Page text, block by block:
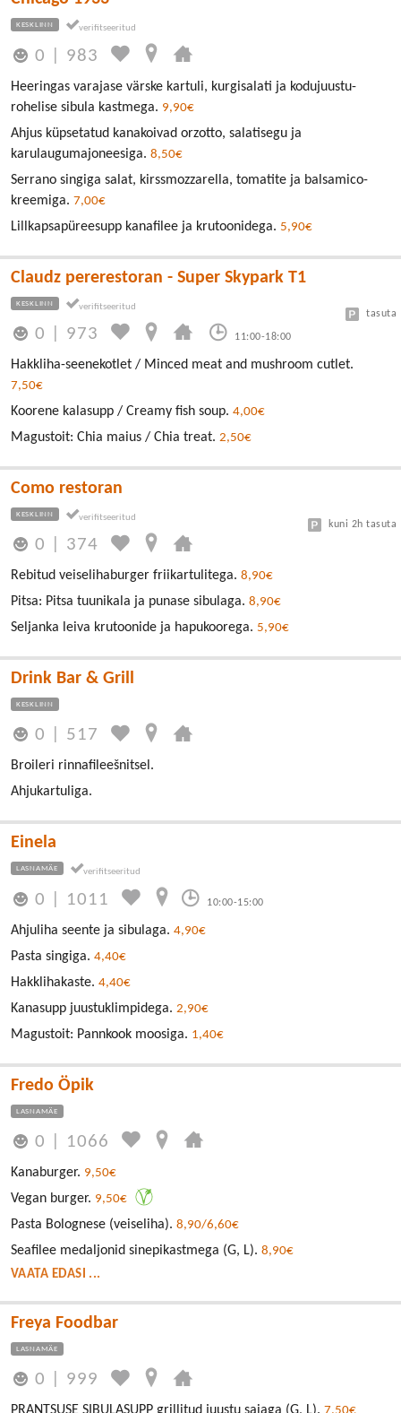
KESKLINN
0 983
Heeringas varajase värske kartuli, kurgisalati ja kodujuustu-
rohelise sibula kastmega. 9,90€
Ahjus küpsetatud kanakoivad orzotto, salatisegu ja
karulaugumajoneesiga. 8,50€
Serrano singiga salat, kirssmozzarella, tomatite ja balsamico-
kreemiga. 7,00€
Lillkapsapüreesupp kanafilee ja krutoonidega. 5,90€
Claudz pererestoran - Super Skypark T1
KESKLINN
0 973 11:00-18:00
tasuta
Hakkliha-seenekotlet / Minced meat and mushroom cutlet.
7,50€
Koorene kalasupp / Creamy fish soup. 4,00€
Magustoit: Chia maius / Chia treat. 2,50€
Como restoran
KESKLINN
0 374
kuni 2h tasuta
Rebitud veiselihaburger friikartulitega. 8,90€
Pitsa: Pitsa tuunikala ja punase sibulaga. 8,90€
Seljanka leiva krutoonide ja hapukoorega. 5,90€
Drink Bar & Grill
KESKLINN
0 517
Broileri rinnafileešnitsel.
Ahjukartuliga.
Einela
LASNAMÄE
0 1011 10:00-15:00
Ahjuliha seente ja sibulaga. 4,90€
Pasta singiga. 4,40€
Hakklihakaste. 4,40€
Kanasupp juustuklimpidega. 2,90€
Magustoit: Pannkook moosiga. 1,40€
Fredo Öpik
LASNAMÄE
0 1066
Kanaburger. 9,50€
Vegan burger. 9,50€
Pasta Bolognese (veiseliha). 8,90/6,60€
Seafilee medaljonid sinepikastmega (G, L). 8,90€
VAATA EDASI ...
Freya Foodbar
LASNAMÄE
0 999